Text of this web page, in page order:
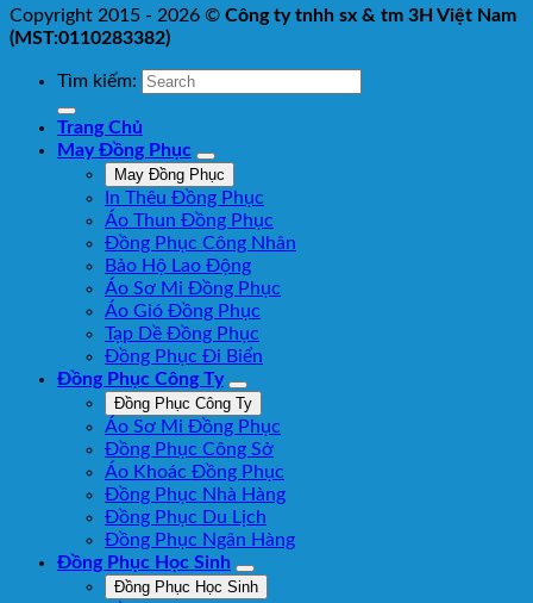
Copyright 2015 - 2026 © Công ty tnhh sx & tm 3H Việt Nam
(MST:0110283382)
Tìm kiếm:
Trang Chủ
May Đồng Phục
May Đồng Phục
In Thêu Đồng Phục
Áo Thun Đồng Phục
Đồng Phục Công Nhân
Bảo Hộ Lao Động
Áo Sơ Mi Đồng Phục
Áo Gió Đồng Phục
Tạp Dề Đồng Phục
Đồng Phục Đi Biển
Đồng Phục Công Ty
Đồng Phục Công Ty
Áo Sơ Mi Đồng Phục
Đồng Phục Công Sở
Áo Khoác Đồng Phục
Đồng Phục Nhà Hàng
Đồng Phục Du Lịch
Đồng Phục Ngân Hàng
Đồng Phục Học Sinh
Đồng Phục Học Sinh